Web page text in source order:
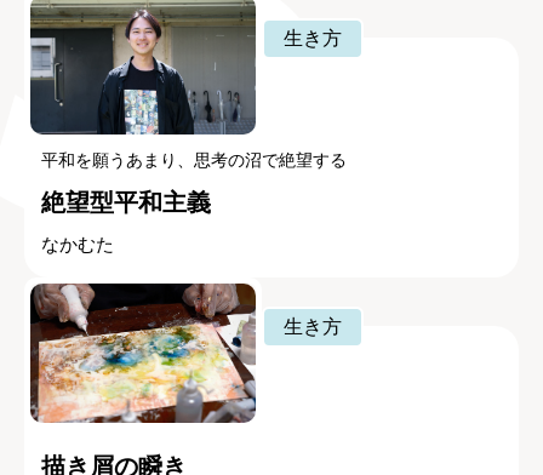
生き方
平和を願うあまり、思考の沼で絶望する
絶望型平和主義
なかむた
生き方
描き屑の瞬き